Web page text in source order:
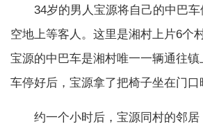
34岁的男人宝源将自己的中巴车
空地上等客人。这里是湘村上片6个
宝源的中巴车是湘村唯一一辆通往
车停好后，宝源拿了把椅子坐在门口
约一个小时后，宝源同村的邻居